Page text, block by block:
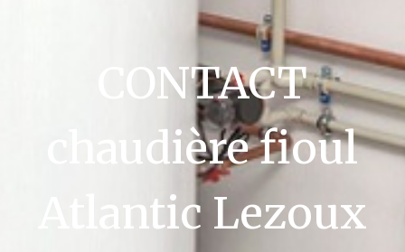
CONTACT
chaudière fioul
Atlantic Lezoux